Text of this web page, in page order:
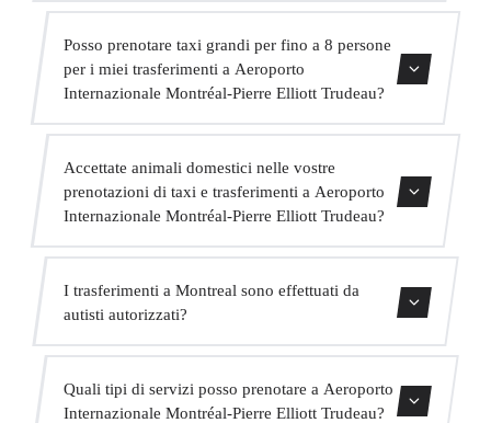
Mercedes di alta gamma, un autista in abito bilingue e
extra come acqua e WiFi a bordo.
Posso prenotare taxi grandi per fino a 8 persone
per i miei trasferimenti a Aeroporto
Internazionale Montréal-Pierre Elliott Trudeau?
minibus per fino a 16 passeggeri per grandi gruppi.
Accettate animali domestici nelle vostre
prenotazioni di taxi e trasferimenti a Aeroporto
Internazionale Montréal-Pierre Elliott Trudeau?
Chiediamo di indicarlo al momento della prenotazione
I trasferimenti a Montreal sono effettuati da
autisti autorizzati?
assicurazione professionale e veicoli con revisione attuale.
Quali tipi di servizi posso prenotare a Aeroporto
Internazionale Montréal-Pierre Elliott Trudeau?